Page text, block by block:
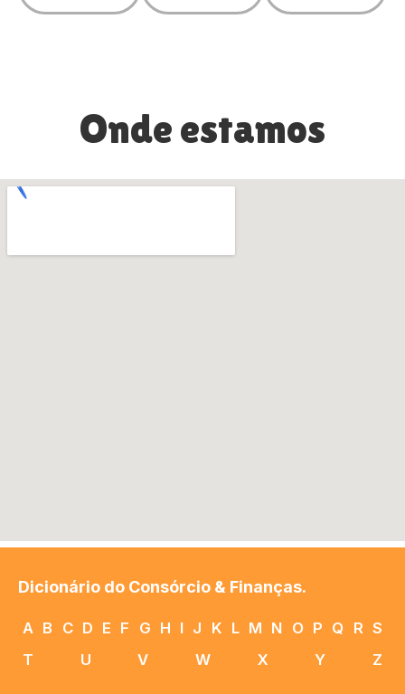
Onde estamos
Dicionário do Consórcio & Finanças.
A B C D E F G H I J K L M N O P Q R S
T
U V W X Y Z